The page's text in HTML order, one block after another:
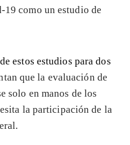
como un estudio de
estos estudios para dos
que la evaluación de
solo en manos de los
la participación de la